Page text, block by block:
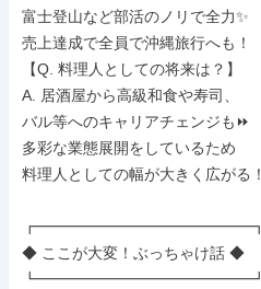
富士登山など部活のノリで全力✨
売上達成で全員で沖縄旅行へも！
【Q. 料理人としての将来は？】
A. 居酒屋から高級和食や寿司、
バル等へのキャリアチェンジも⏩
多彩な業態展開をしているため
料理人としての幅が大きく広がる！
┏━━━━━━━━━━━━━━┓
◆ ここが大変！ぶっちゃけ話 ◆
┗━━━━━━━━━━━━━━┛